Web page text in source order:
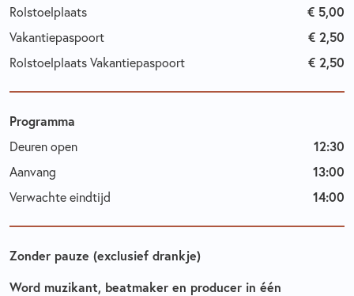
Word muzikant, beatmaker en producer in één
Rolstoelplaats
€ 5,00
Vakantiepaspoort
€ 2,50
Rolstoelplaats Vakantiepaspoort
€ 2,50
Programma
Deuren open
Aanvang
Verwachte eindtijd
12:30
13:00
14:00
Zonder pauze (exclusief drankje)